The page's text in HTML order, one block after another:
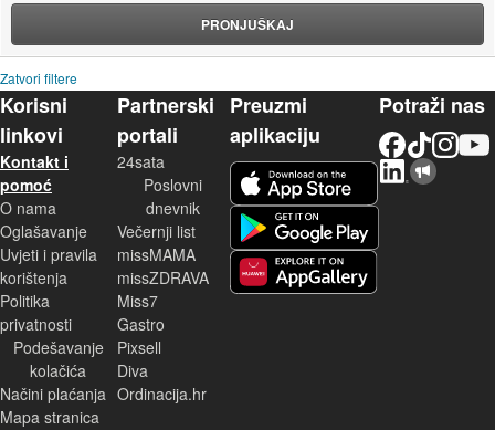
PRONJUŠKAJ
Zatvori filtere
Korisni
linkovi
Kontakt i
pomoć
O nama
Oglašavanje
Uvjeti i pravila
korištenja
Politika
privatnosti
Podešavanje
kolačića
Načini plaćanja
Mapa stranica
Partnerski
portali
24sata
Poslovni
dnevnik
Večernji list
missMAMA
missZDRAVA
Miss7
Gastro
Pixsell
Diva
Ordinacija.hr
Preuzmi
aplikaciju
Potraži nas